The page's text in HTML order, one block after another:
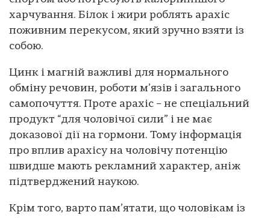
харчування. Білок і жири роблять арахіс
поживним перекусом, який зручно взяти із
собою.
Цинк і магній важливі для нормального
обміну речовин, роботи м’язів і загального
самопочуття. Проте арахіс – не спеціальний
продукт “для чоловічої сили” і не має
доказової дії на гормони. Тому інформація
про вплив арахісу на чоловічу потенцію
швидше мають рекламний характер, аніж
підтверджений наукою.
Крім того, варто пам’ятати, що чоловікам із